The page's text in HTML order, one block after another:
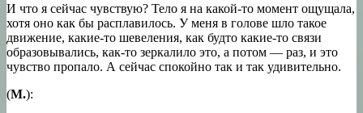
И что я сейчас чувствую? Тело я на какой-то момент ощущала,
хотя оно как бы расплавилось. У меня в голове шло такое
движение, какие-то шевеления, как будто какие-то связи
образовывались, как-то зеркалило это, а потом — раз, и это
чувство пропало. А сейчас спокойно так и так удивительно.
(М.):